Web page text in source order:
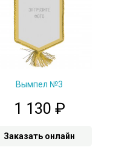
Вымпел №3
1 130 ₽
Заказать онлайн